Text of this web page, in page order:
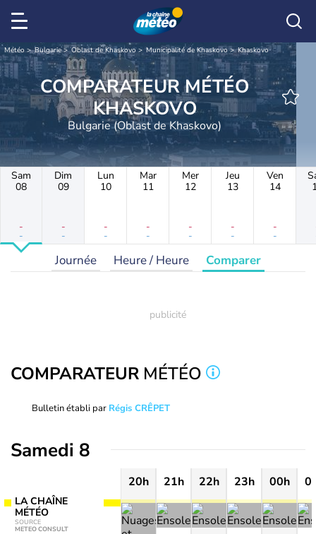
Météo Bulgarie Oblast de Khaskovo Municipalité de Khaskovo Khaskovo
COMPARATEUR MÉTÉO
KHASKOVO
Bulgarie (Oblast de Khaskovo)
Sam
08
-
-
Dim
09
-
-
Lun
10
-
-
Mar
11
-
-
Mer
12
-
-
Jeu
13
-
-
Ven
14
-
-
Journée Heure / Heure Comparer
COMPARATEUR MÉTÉO
Bulletin établi par Régis CRÊPET
Samedi 8
LA CHAÎNE
MÉTÉO
SOURCE
METEO CONSULT
20h 21h 22h 23h 00h